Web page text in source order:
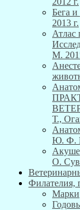
Бега
2013 г.
Атлас
М.
Т.,
Ю. Ф.
О.
Филателия,
Марки